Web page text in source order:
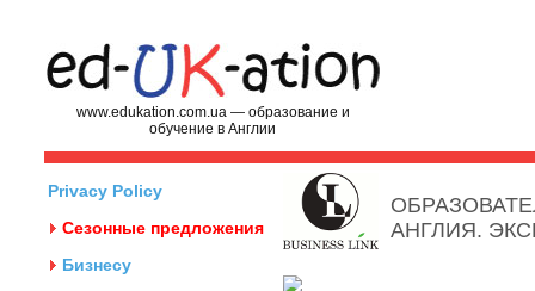
www.edukation.com.ua — образование и
обучение в Англии
Privacy Policy
Сезонные предложения
Бизнесу
АНГЛИЯ.